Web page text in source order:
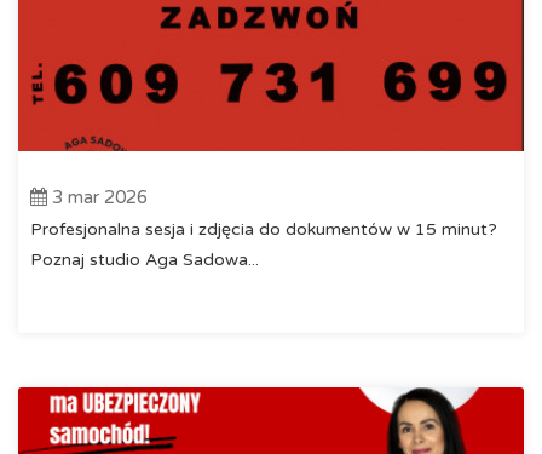
3 mar 2026
Profesjonalna sesja i zdjęcia do dokumentów w 15 minut?
Poznaj studio Aga Sadowa...